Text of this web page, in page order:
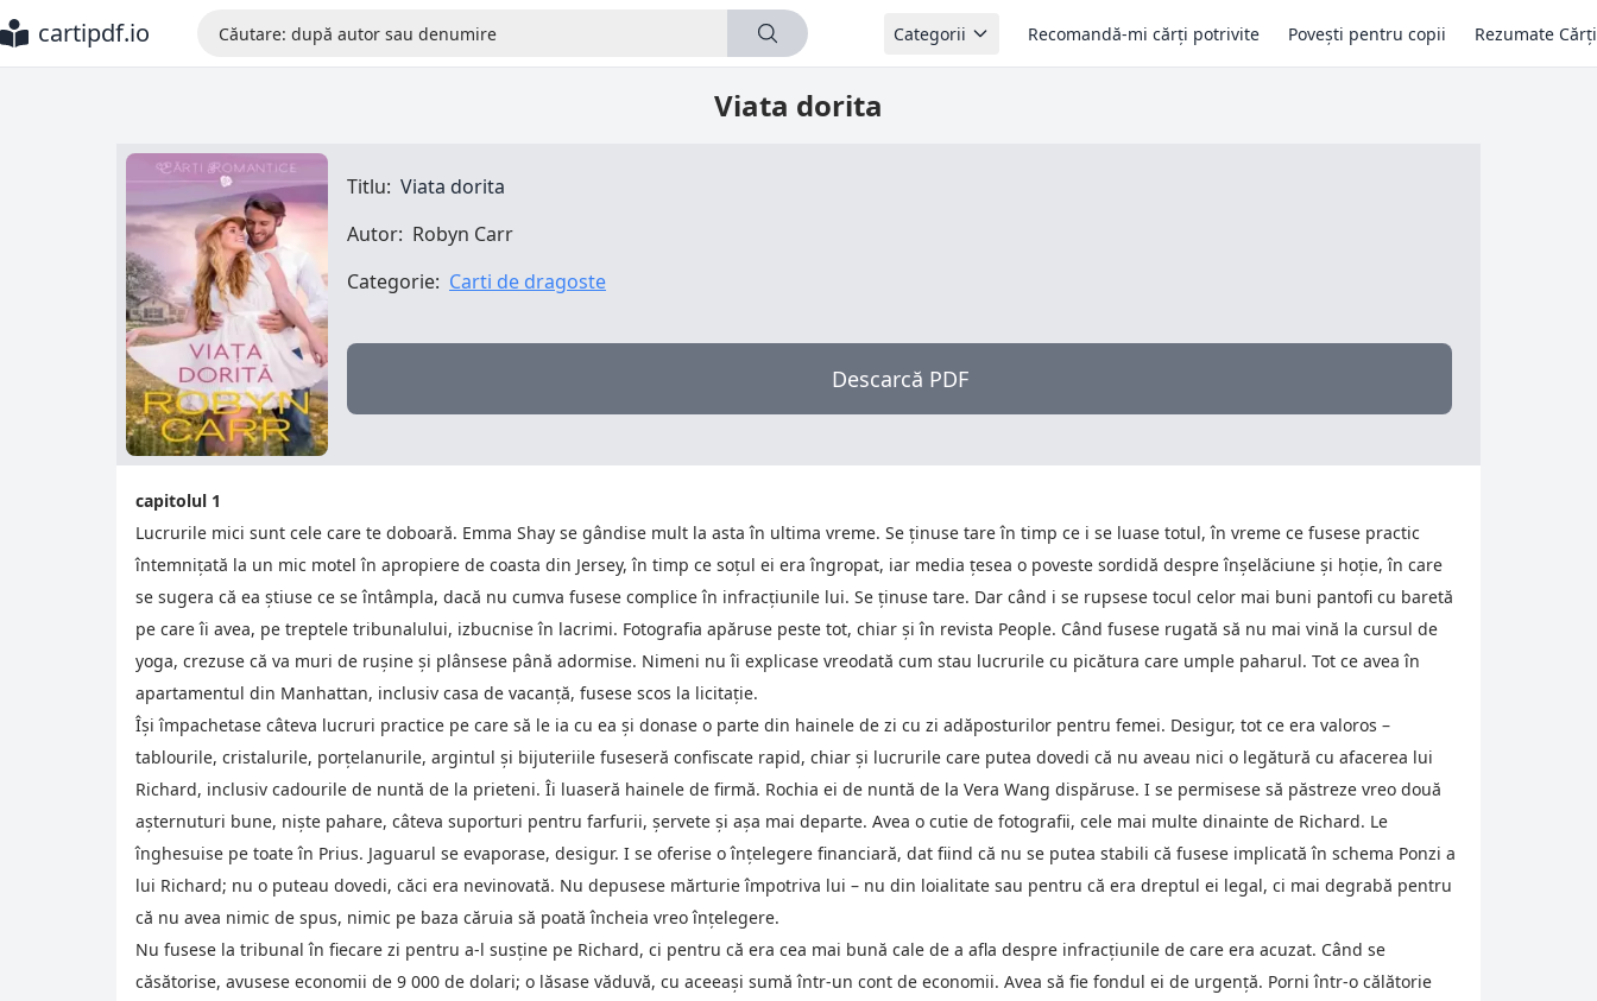
cartipdf.io Categorii Recomandă-mi cărți potrivite Povești pentru copii Rezumate Cărți
Viata dorita
Titlu: Viata dorita
Autor: Robyn Carr
Categorie: Carti de dragoste
Descarcă PDF
capitolul 1
Lucrurile mici sunt cele care te doboară. Emma Shay se gândise mult la asta în ultima vreme. Se ţinuse tare în timp ce i se luase totul, în vreme ce fusese practic
întemniţată la un mic motel în apropiere de coasta din Jersey, în timp ce soţul ei era îngropat, iar media ţesea o poveste sordidă despre înşelăciune şi hoţie, în care
se sugera că ea ştiuse ce se întâmpla, dacă nu cumva fusese complice în infracţiunile lui. Se ţinuse tare. Dar când i se rupsese tocul celor mai buni pantofi cu baretă
pe care îi avea, pe treptele tribunalului, izbucnise în lacrimi. Fotografia apăruse peste tot, chiar şi în revista People. Când fusese rugată să nu mai vină la cursul de
yoga, crezuse că va muri de ruşine şi plânsese până adormise. Nimeni nu îi explicase vreodată cum stau lucrurile cu picătura care umple paharul. Tot ce avea în
apartamentul din Manhattan, inclusiv casa de vacanţă, fusese scos la licitaţie.
Îşi împachetase câteva lucruri practice pe care să le ia cu ea şi donase o parte din hainele de zi cu zi adăposturilor pentru femei. Desigur, tot ce era valoros –
tablourile, cristalurile, porţelanurile, argintul şi bijuteriile fuseseră confiscate rapid, chiar şi lucrurile care putea dovedi că nu aveau nici o legătură cu afacerea lui
Richard, inclusiv cadourile de nuntă de la prieteni. Îi luaseră hainele de firmă. Rochia ei de nuntă de la Vera Wang dispăruse. I se permisese să păstreze vreo două
aşternuturi bune, nişte pahare, câteva suporturi pentru farfurii, şervete şi aşa mai departe. Avea o cutie de fotografii, cele mai multe dinainte de Richard. Le
înghesuise pe toate în Prius. Jaguarul se evaporase, desigur. I se oferise o înţelegere financiară, dat fiind că nu se putea stabili că fusese implicată în schema Ponzi a
lui Richard; nu o puteau dovedi, căci era nevinovată. Nu depusese mărturie împotriva lui – nu din loialitate sau pentru că era dreptul ei legal, ci mai degrabă pentru
că nu avea nimic de spus, nimic pe baza căruia să poată încheia vreo înţelegere.
Nu fusese la tribunal în fiecare zi pentru a-l susţine pe Richard, ci pentru că era cea mai bună cale de a afla despre infracţiunile de care era acuzat. Când se
căsătorise, avusese economii de 9 000 de dolari; o lăsase văduvă, cu aceeaşi sumă într-un cont de economii. Avea să fie fondul ei de urgenţă. Porni într-o călătorie